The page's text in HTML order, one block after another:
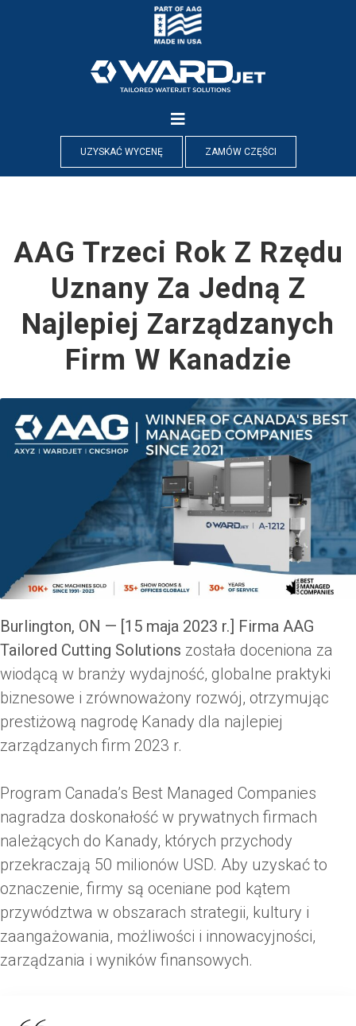
UZYSKAĆ WYCENĘ ZAMÓW CZĘŚCI
AAG Trzeci Rok Z Rzędu
Uznany Za Jedną Z
Najlepiej Zarządzanych
Firm W Kanadzie
Burlington, ON — [15 maja 2023 r.]
Firma AAG
Tailored Cutting Solutions została doceniona za
wiodącą w branży wydajność, globalne praktyki
biznesowe i zrównoważony rozwój, otrzymując
prestiżową nagrodę Kanady dla najlepiej
zarządzanych firm 2023 r.
Program Canada’s Best Managed Companies
nagradza doskonałość w prywatnych firmach
należących do Kanady, których przychody
przekraczają 50 milionów USD. Aby uzyskać to
oznaczenie, firmy są oceniane pod kątem
przywództwa w obszarach strategii, kultury i
zaangażowania, możliwości i innowacyjności,
zarządzania i wyników finansowych.